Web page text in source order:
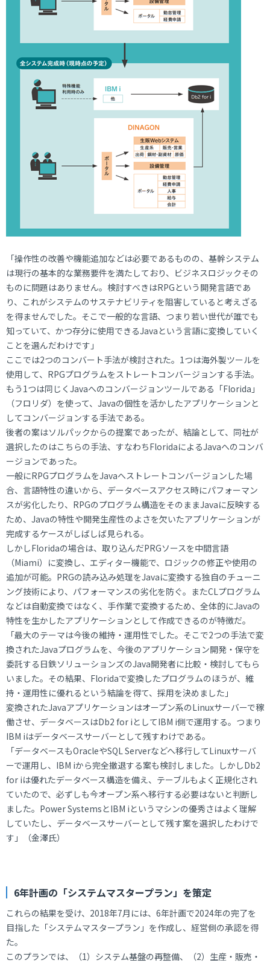
「操作性の改善や機能追加などは必要であるものの、基幹システム
は現行の基本的な業務要件を満たしており、ビジネスロジックその
ものに問題はありません。検討すべきはRPGという開発言語であ
り、これがシステムのサステナビリティを阻害していると考えざる
を得ませんでした。そこで一般的な言語、つまり若い世代が誰でも
知っていて、かつ存分に使用できるJavaという言語に変換していく
ことを選んだわけです」
ここでは2つのコンバート手法が検討された。1つは海外製ツールを
使用して、RPGプログラムをストレートコンバージョンする手法。
もう1つは同じくJavaへのコンバージョンツールである「Florida」
（フロリダ）を使って、Javaの個性を活かしたアプリケーションと
してコンバージョンする手法である。
後者の案はソルパックからの提案であったが、結論として、同社が
選択したのはこちらの手法、すなわちFloridaによるJavaへのコンバ
ージョンであった。
一般にRPGプログラムをJavaへストレートコンバージョンした場
合、言語特性の違いから、データベースアクセス時にパフォーマン
スが劣化したり、RPGのプログラム構造をそのままJavaに反映する
ため、Javaの特性や開発生産性のよさを欠いたアプリケーションが
完成するケースがしばしば見られる。
しかしFloridaの場合は、取り込んだPRGソースを中間言語
（Miami）に変換し、エディター機能で、ロジックの修正や使用の
追加が可能。PRGの読み込み処理をJavaに変換する独自のチューニ
ング技術により、パフォーマンスの劣化を防ぐ。またCLプログラム
などは自動変換ではなく、手作業で変換するため、全体的にJavaの
特性を生かしたアプリケーションとして作成できるのが特徴だ。
「最大のテーマは今後の維持・運用性でした。そこで2つの手法で変
換されたJavaプログラムを、今後のアプリケーション開発・保守を
委託する日鉄ソリューションズのJava開発者に比較・検討してもら
いました。その結果、Floridaで変換したプログラムのほうが、維
持・運用性に優れるという結論を得て、採用を決めました」
変換されたJavaアプリケーションはオープン系のLinuxサーバーで稼
働させ、データベースはDb2 for iとしてIBM i側で運用する。つまり
IBM iはデータベースサーバーとして残すわけである。
「データベースもOracleやSQL Serverなどへ移行してLinuxサーバ
ーで運用し、IBM iから完全撤退する案も検討しました。しかしDb2
for iは優れたデータベース構造を備え、テーブルもよく正規化され
ていたので、必ずしも今オープン系へ移行する必要はないと判断し
ました。Power SystemsとIBM iというマシンの優秀さはよく理解
していたし、データベースサーバーとして残す案を選択したわけで
す」（金澤氏）
6年計画の「システムマスタープラン」を策定
これらの結果を受け、2018年7月には、6年計画で2024年の完了を
目指した「システムマスタープラン」を作成し、経営側の承認を得
た。
このプランでは、（1）システム基盤の再整備、（2）生産・販売・